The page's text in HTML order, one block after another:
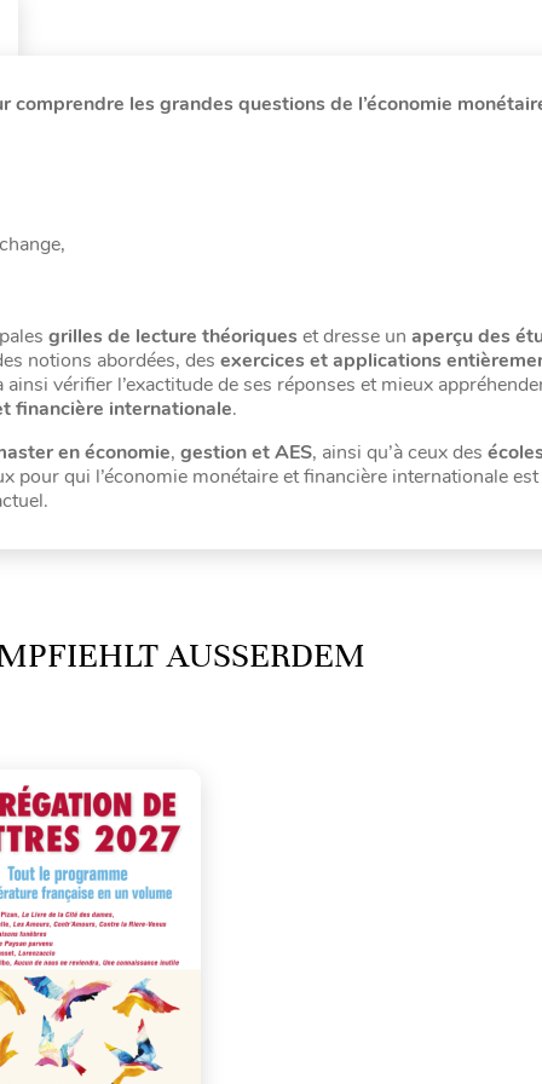
comprendre les grandes questions de l’économie
grilles de lecture théoriques et dresse un aperçu des
notions abordées, des exercices et applications
vérifier l’exactitude de ses réponses et mieux
financière internationale.
en économie, gestion et AES, ainsi qu’à ceux des
pour qui l’économie monétaire et financière internationale
AUSSERDEM